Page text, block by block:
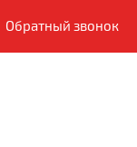
Обратный звонок